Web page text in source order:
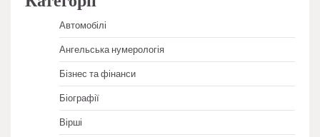
Автомобілі
Ангельська нумерологія
Бізнес та фінанси
Біографії
Вірші